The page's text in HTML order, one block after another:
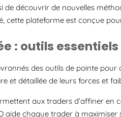
de découvrir de nouvelles
cette plateforme est conçue
: outils
des outils de pointe
et détaillée de leurs forces et
aux traders d’affiner en
aide chaque trader à